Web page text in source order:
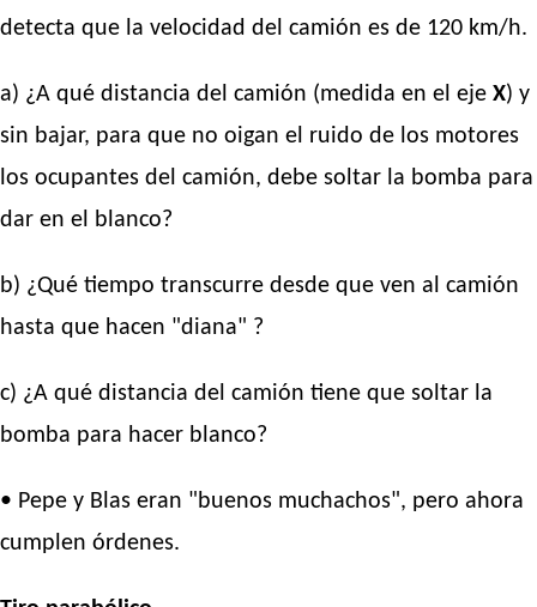
detecta que la velocidad del camión es de 120 km/h.
a) ¿A qué distancia del camión (medida en el eje X) y
sin bajar, para que no oigan el ruido de los motores
los ocupantes del camión, debe soltar la bomba para
dar en el blanco?
b) ¿Qué tiempo transcurre desde que ven al camión
hasta que hacen "diana" ?
c) ¿A qué distancia del camión tiene que soltar la
bomba para hacer blanco?
• Pepe y Blas eran "buenos muchachos", pero ahora
cumplen órdenes.